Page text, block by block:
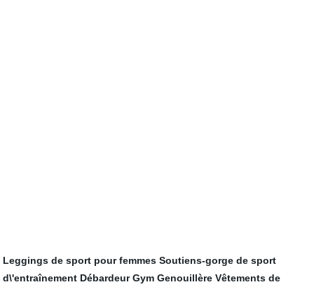
Leggings de sport pour femmes Soutiens-gorge de sport
d\'entraînement Débardeur Gym Genouillère Vêtements de